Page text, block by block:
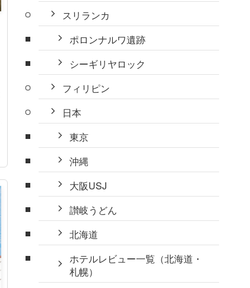
スリランカ
ポロンナルワ遺跡
シーギリヤロック
フィリピン
日本
東京
沖縄
大阪USJ
讃岐うどん
北海道
ホテルレビュー一覧（北海道・
札幌）